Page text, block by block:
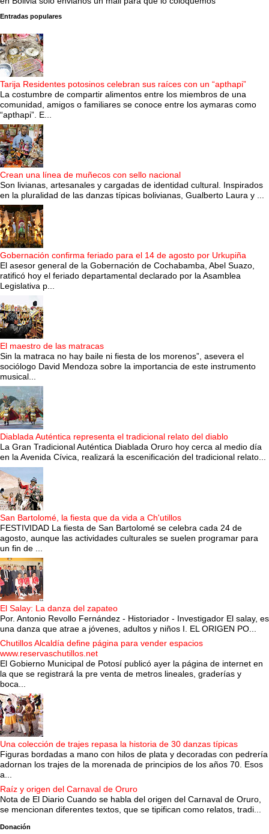
Entradas populares
Tarija Residentes potosinos celebran sus raíces con un “apthapi”
La costumbre de compartir alimentos entre los miembros de una
comunidad, amigos o familiares se conoce entre los aymaras como
“apthapi”. E...
Crean una línea de muñecos con sello nacional
Son livianas, artesanales y cargadas de identidad cultural. Inspirados
en la pluralidad de las danzas típicas bolivianas, Gualberto Laura y ...
Gobernación confirma feriado para el 14 de agosto por Urkupiña
El asesor general de la Gobernación de Cochabamba, Abel Suazo,
ratificó hoy el feriado departamental declarado por la Asamblea
Legislativa p...
El maestro de las matracas
Sin la matraca no hay baile ni fiesta de los morenos”, asevera el
sociólogo David Mendoza sobre la importancia de este instrumento
musical...
Diablada Auténtica representa el tradicional relato del diablo
La Gran Tradicional Auténtica Diablada Oruro hoy cerca al medio día
en la Avenida Cívica, realizará la escenificación del tradicional relato...
San Bartolomé, la fiesta que da vida a Ch'utillos
FESTIVIDAD La fiesta de San Bartolomé se celebra cada 24 de
agosto, aunque las actividades culturales se suelen programar para
un fin de ...
El Salay: La danza del zapateo
Por. Antonio Revollo Fernández - Historiador - Investigador El salay, es
una danza que atrae a jóvenes, adultos y niños I. EL ORIGEN PO...
Chutillos Alcaldía define página para vender espacios
www.reservaschutillos.net
El Gobierno Municipal de Potosí publicó ayer la página de internet en
la que se registrará la pre venta de metros lineales, graderías y
boca...
Una colección de trajes repasa la historia de 30 danzas típicas
Figuras bordadas a mano con hilos de plata y decoradas con pedrería
adornan los trajes de la morenada de principios de los años 70. Esos
a...
Raíz y origen del Carnaval de Oruro
Nota de El Diario Cuando se habla del origen del Carnaval de Oruro,
se mencionan diferentes textos, que se tipifican como relatos, tradi...
Donación